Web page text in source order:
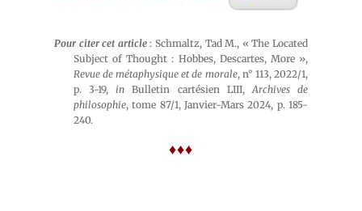
Pour citer cet article: Schmaltz, Tad M., « The Located
Subject of Thought : Hobbes, Descartes, More »,
Revue de métaphysique et de morale, n° 113, 2022/1,
p. 3-19,in Bulletin cartésien LIII,Archives de
philosophie, tome 87/1, Janvier-Mars 2024, p. 185-
240.
♦♦♦